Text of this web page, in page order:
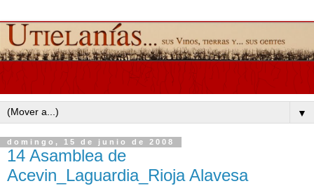
▼
domingo, 15 de junio de 2008
14 Asamblea de
Acevin_Laguardia_Rioja Alavesa